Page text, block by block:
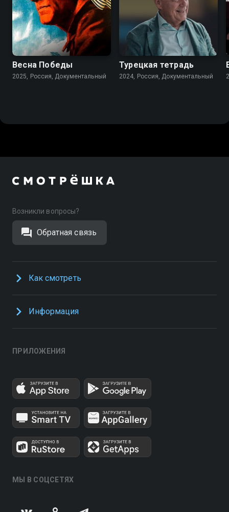
Весна Победы
2025, Россия, Документальный
Турецкая тетрадь
2024, Россия, Документальный
Возникли вопросы?
Обратная связь
Как смотреть
Информация
ПРИЛОЖЕНИЯ
МЫ В СОЦСЕТЯХ